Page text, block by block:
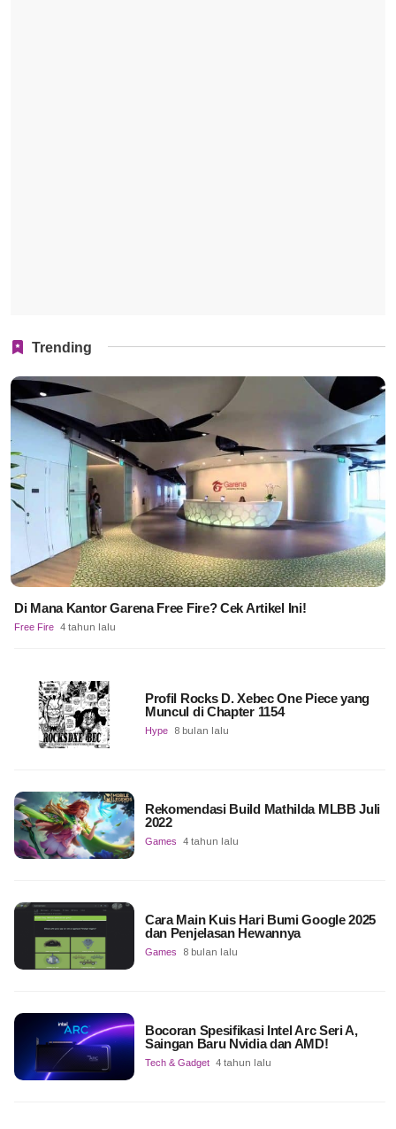
Trending
Di Mana Kantor Garena Free Fire? Cek Artikel Ini!
Free Fire 4 tahun lalu
Profil Rocks D. Xebec One Piece yang
Muncul di Chapter 1154
Hype 8 bulan lalu
Rekomendasi Build Mathilda MLBB Juli
2022
Games 4 tahun lalu
Cara Main Kuis Hari Bumi Google 2025
dan Penjelasan Hewannya
Games 8 bulan lalu
Bocoran Spesifikasi Intel Arc Seri A,
Saingan Baru Nvidia dan AMD!
Tech & Gadget 4 tahun lalu